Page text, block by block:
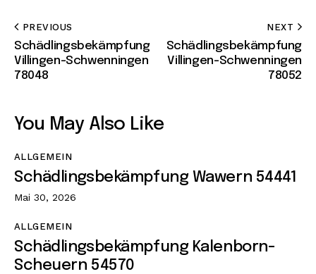
PREVIOUS
Schädlingsbekämpfung
Villingen-Schwenningen
78048
NEXT
Schädlingsbekämpfung
Villingen-Schwenningen
78052
You May Also Like
ALLGEMEIN
Schädlingsbekämpfung Wawern 54441
Mai 30, 2026
ALLGEMEIN
Schädlingsbekämpfung Kalenborn-
Scheuern 54570